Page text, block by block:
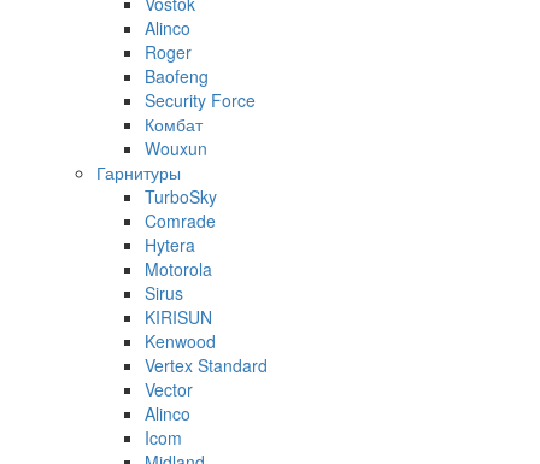
Alinco
Roger
Baofeng
Security Force
Комбат
Wouxun
Гарнитуры
TurboSky
Comrade
Hytera
Motorola
Sirus
KIRISUN
Kenwood
Vertex Standard
Vector
Alinco
Icom